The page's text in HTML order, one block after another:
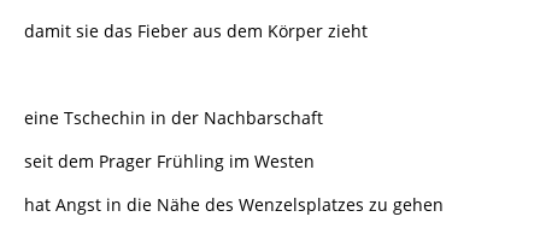
damit sie das Fieber aus dem Körper zieht
eine Tschechin in der Nachbarschaft
seit dem Prager Frühling im Westen
hat Angst in die Nähe des Wenzelsplatzes zu gehen